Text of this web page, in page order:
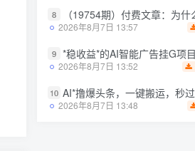
8 （19754期）付费文章：为什么成功人士的精
2026年8月7日 13:57
9 *稳收益*的AI智能广告挂G项目，日入400+，*的
2026年8月7日 13:52
10 AI*撸爆头条，一键搬运，秒过原创，有手就能做，每天
2026年8月7日 13:48
8 （19754期）付费文章：为什么成功人士的精
2026年8月7日 13:57
9 *稳收益*的AI智能广告挂G项目，日入400+，*的
2026年8月7日 13:52
10 AI*撸爆头条，一键搬运，秒过原创，有手就能做，每天
2026年8月7日 13:48